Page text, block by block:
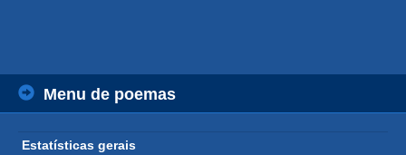
Menu de poemas
Estatísticas gerais